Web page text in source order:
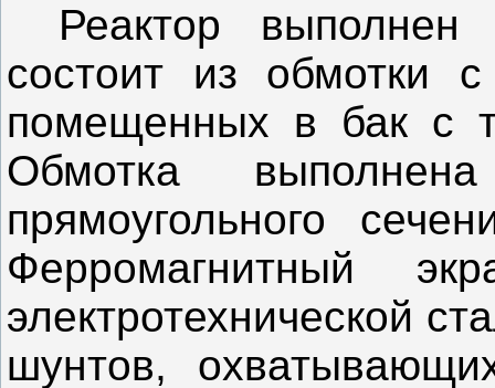
Реактор
состоит из обмотки
помещенных в бак с
Обмотка
прямоугольного
Ферромагнитный
электротехнической
шунтов,